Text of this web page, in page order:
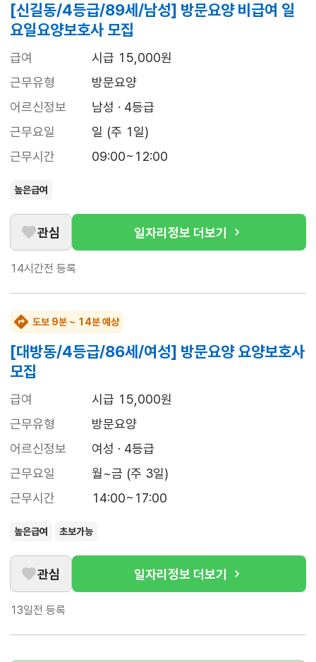
[신길동/4등급/89세/남성] 방문요양 비급여 일
요일요양보호사 모집
급여
시급 15,000원
근무유형
방문요양
어르신정보
남성 · 4등급
근무요일
일 (주 1일)
근무시간
09:00~12:00
높은급여
관심 일자리정보 더보기
14시간전 등록
도보 9분 ~ 14분 예상
[대방동/4등급/86세/여성] 방문요양 요양보호사
모집
급여
시급 15,000원
근무유형
방문요양
어르신정보
여성 · 4등급
근무요일
월~금 (주 3일)
근무시간
14:00~17:00
높은급여 초보가능
관심 일자리정보 더보기
13일전 등록